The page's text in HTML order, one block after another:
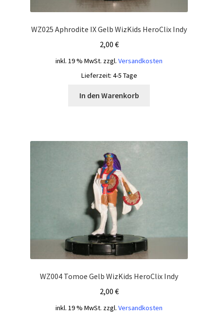
WZ025 Aphrodite IX Gelb WizKids HeroClix Indy
2,00 €
inkl. 19 % MwSt. zzgl. Versandkosten
Lieferzeit: 4-5 Tage
In den Warenkorb
WZ004 Tomoe Gelb WizKids HeroClix Indy
2,00 €
inkl. 19 % MwSt. zzgl. Versandkosten